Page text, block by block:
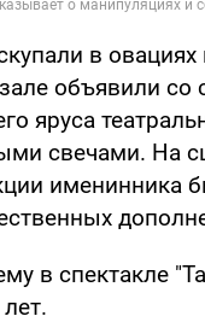
в
объявили со
яруса
свечами. На
именинника
в спектакле